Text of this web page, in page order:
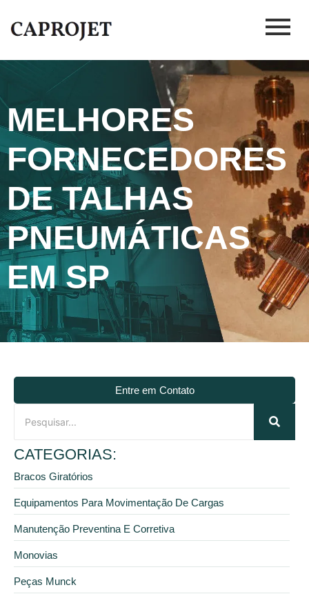
MELHORES
FORNECEDORES
DE TALHAS
PNEUMÁTICAS
EM SP
Entre em Contato
CATEGORIAS:
Bracos Giratórios
Equipamentos Para Movimentação De Cargas
Manutenção Preventina E Corretiva
Monovias
Peças Munck